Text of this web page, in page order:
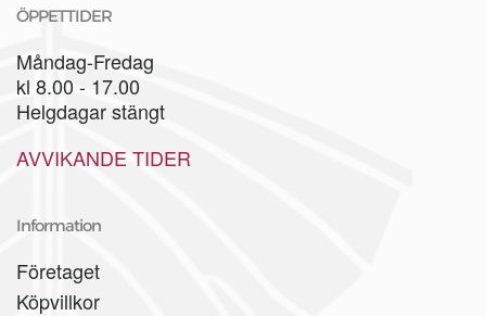
ÖPPETTIDER
Måndag-Fredag
kl 8.00 - 17.00
Helgdagar stängt
AVVIKANDE TIDER
Information
Företaget
Köpvillkor